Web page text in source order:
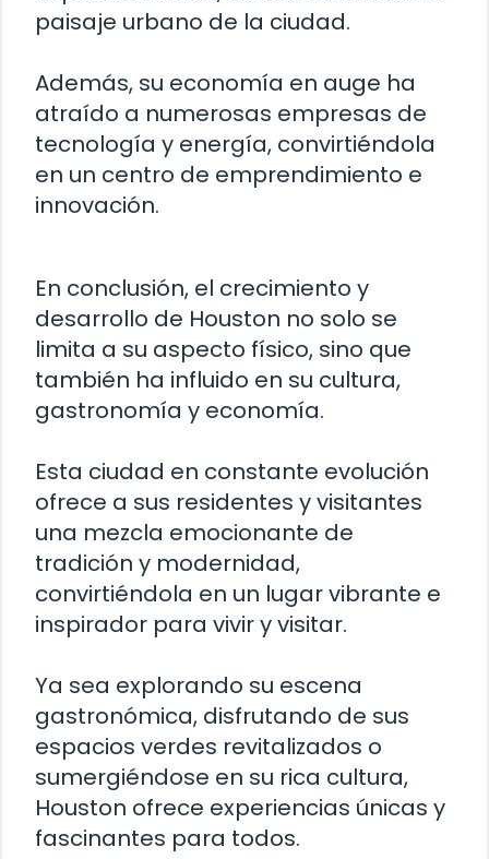
paisaje urbano de la ciudad.
Además, su economía en auge ha
atraído a numerosas empresas de
tecnología y energía, convirtiéndola
en un centro de emprendimiento e
innovación.
En conclusión, el crecimiento y
desarrollo de Houston no solo se
limita a su aspecto físico, sino que
también ha influido en su cultura,
gastronomía y economía.
Esta ciudad en constante evolución
ofrece a sus residentes y visitantes
una mezcla emocionante de
tradición y modernidad,
convirtiéndola en un lugar vibrante e
inspirador para vivir y visitar.
Ya sea explorando su escena
gastronómica, disfrutando de sus
espacios verdes revitalizados o
sumergiéndose en su rica cultura,
Houston ofrece experiencias únicas y
fascinantes para todos.